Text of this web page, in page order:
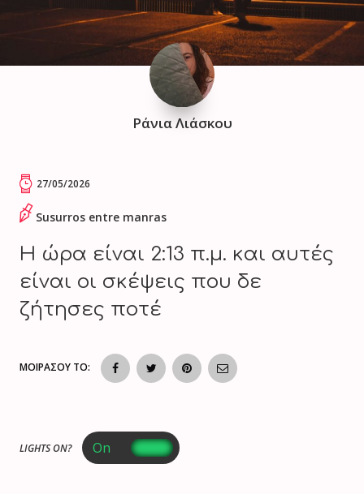
Ράνια Λιάσκου
27/05/2026
Susurros entre manras
Η ώρα είναι 2:13 π.μ. και αυτές
είναι οι σκέψεις που δε
ζήτησες ποτέ
ΜΟΙΡΑΣΟΥ ΤΟ:
LIGHTS ON?